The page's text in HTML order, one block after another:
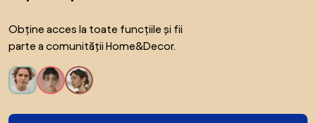
Obține acces la toate funcțiile și fii
parte a comunității Home&Decor.